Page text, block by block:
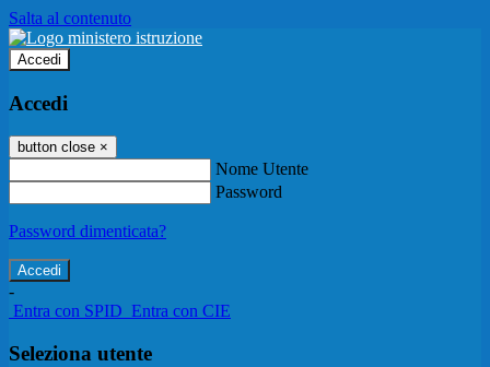
Salta al contenuto
Accedi
Accedi
button close ×
Nome Utente
Password
Password dimenticata?
-
Entra con SPID Entra con CIE
Seleziona utente